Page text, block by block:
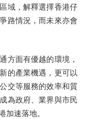
域，解釋選擇香港仔
路情況，而未來亦會
面有優越的環境，
的產業機遇，更可以
交等服務的效率和質
為政府、業界與市民
加速落地。